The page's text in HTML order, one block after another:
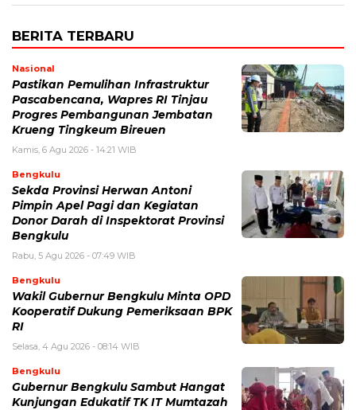
BERITA TERBARU
Nasional
Pastikan Pemulihan Infrastruktur
Pascabencana, Wapres RI Tinjau
Progres Pembangunan Jembatan
Krueng Tingkeum Bireuen
Kamis, 6 Agu 2026 - 14:21 WIB
Bengkulu
Sekda Provinsi Herwan Antoni
Pimpin Apel Pagi dan Kegiatan
Donor Darah di Inspektorat Provinsi
Bengkulu
Rabu, 5 Agu 2026 - 07:49 WIB
Bengkulu
Wakil Gubernur Bengkulu Minta OPD
Kooperatif Dukung Pemeriksaan BPK
RI
Selasa, 4 Agu 2026 - 08:14 WIB
Bengkulu
Gubernur Bengkulu Sambut Hangat
Kunjungan Edukatif TK IT Mumtazah